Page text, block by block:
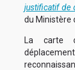
justificatif de
du Ministère
La carte